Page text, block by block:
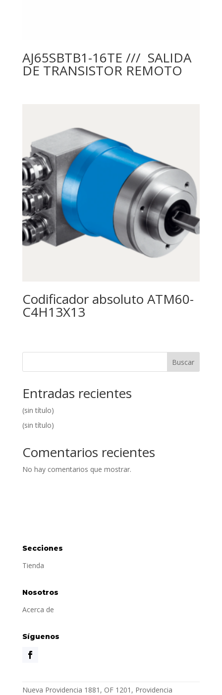
AJ65SBTB1-16TE /// SALIDA
DE TRANSISTOR REMOTO
Codificador absoluto ATM60-
C4H13X13
Buscar
Entradas recientes
(sin título)
(sin título)
Comentarios recientes
No hay comentarios que mostrar.
Secciones
Tienda
Nosotros
Acerca de
Síguenos
Nueva Providencia 1881, OF 1201, Providencia